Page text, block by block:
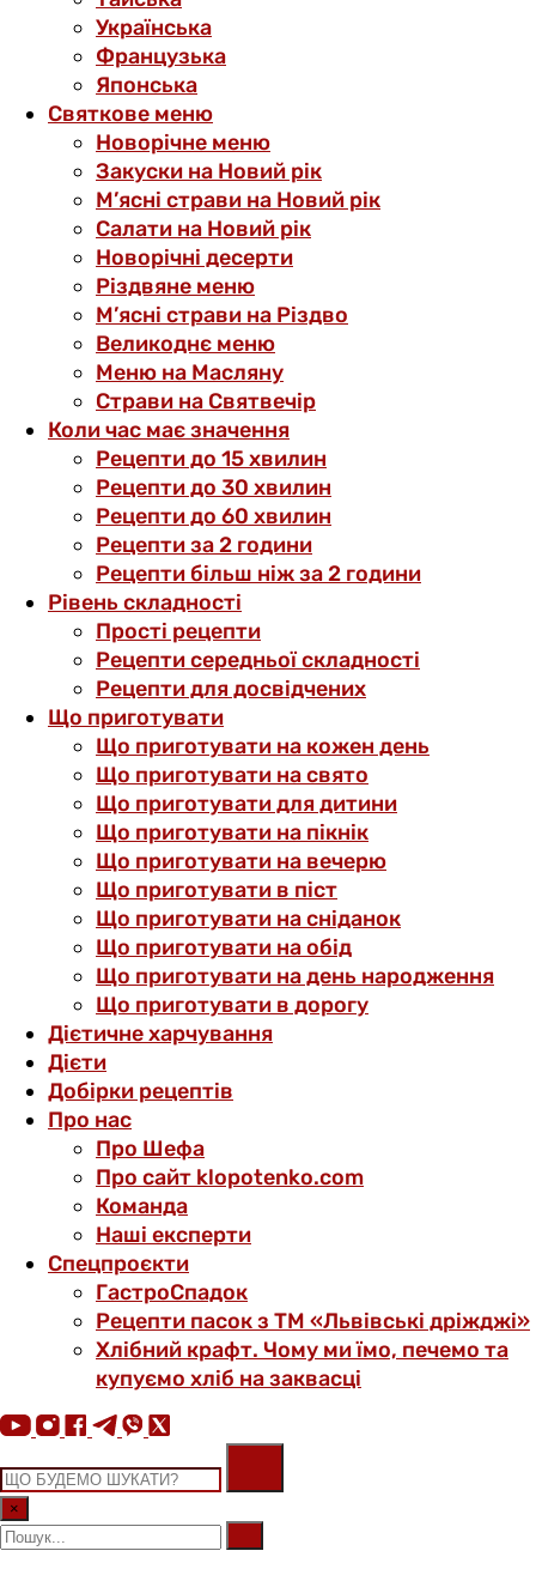
Українська
Французька
Японська
Святкове меню
Новорічне меню
Закуски на Новий рік
М’ясні страви на Новий рік
Салати на Новий рік
Новорічні десерти
Різдвяне меню
М’ясні страви на Різдво
Великоднє меню
Меню на Масляну
Страви на Святвечір
Коли час має значення
Рецепти до 15 хвилин
Рецепти до 30 хвилин
Рецепти до 60 хвилин
Рецепти за 2 години
Рецепти більш ніж за 2 години
Рівень складності
Прості рецепти
Рецепти середньої складності
Рецепти для досвідчених
Що приготувати
Що приготувати на кожен день
Що приготувати на свято
Що приготувати для дитини
Що приготувати на пікнік
Що приготувати на вечерю
Що приготувати в піст
Що приготувати на сніданок
Що приготувати на обід
Що приготувати на день народження
Що приготувати в дорогу
Дієтичне харчування
Дієти
Добірки рецептів
Про нас
Про Шефа
Про сайт klopotenko.com
Команда
Наші експерти
Спецпроєкти
ГастроСпадок
Рецепти пасок з ТМ «Львівські дріжджі»
Хлібний крафт. Чому ми їмо, печемо та
купуємо хліб на заквасці
×